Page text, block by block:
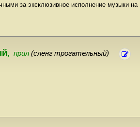
за эксклюзивное исполнение музыки на
, прил (сленг трогательный)